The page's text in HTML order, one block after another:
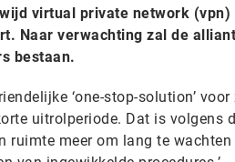
virtual private network
Naar verwachting zal de
bestaan.
‘one-stop-solution’
uitrolperiode. Dat is volgens
ruimte meer om lang te wachten